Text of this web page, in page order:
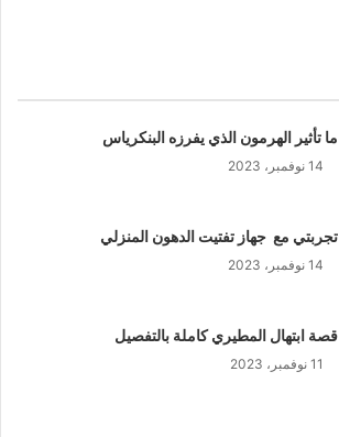
ما تأثير الهرمون الذي يفرزه البنكرياس
14 نوفمبر، 2023
تجربتي مع جهاز تفتيت الدهون المنزلي
14 نوفمبر، 2023
قصة ابتهال المطيري كاملة بالتفصيل
11 نوفمبر، 2023